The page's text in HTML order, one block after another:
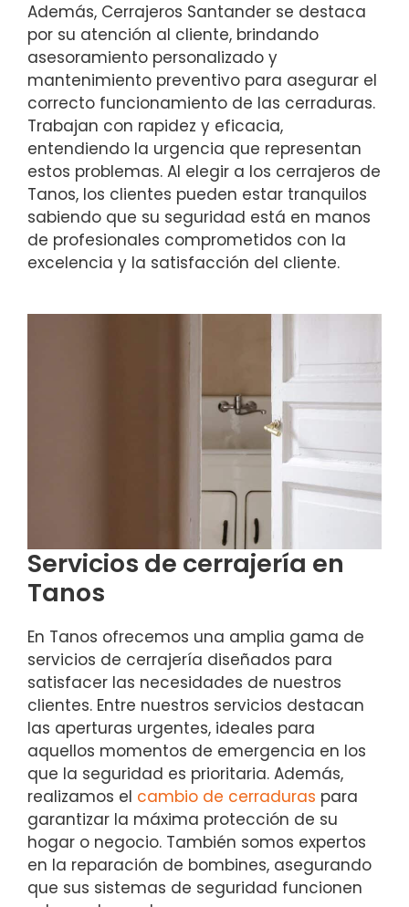
Además, Cerrajeros Santander se destaca
por su atención al cliente, brindando
asesoramiento personalizado y
mantenimiento preventivo para asegurar el
correcto funcionamiento de las cerraduras.
Trabajan con rapidez y eficacia,
entendiendo la urgencia que representan
estos problemas. Al elegir a los cerrajeros de
Tanos, los clientes pueden estar tranquilos
sabiendo que su seguridad está en manos
de profesionales comprometidos con la
excelencia y la satisfacción del cliente.
Servicios de cerrajería en
Tanos
En Tanos ofrecemos una amplia gama de
servicios de cerrajería diseñados para
satisfacer las necesidades de nuestros
clientes. Entre nuestros servicios destacan
las aperturas urgentes, ideales para
aquellos momentos de emergencia en los
que la seguridad es prioritaria. Además,
realizamos el cambio de cerraduras para
garantizar la máxima protección de su
hogar o negocio. También somos expertos
en la reparación de bombines, asegurando
que sus sistemas de seguridad funcionen